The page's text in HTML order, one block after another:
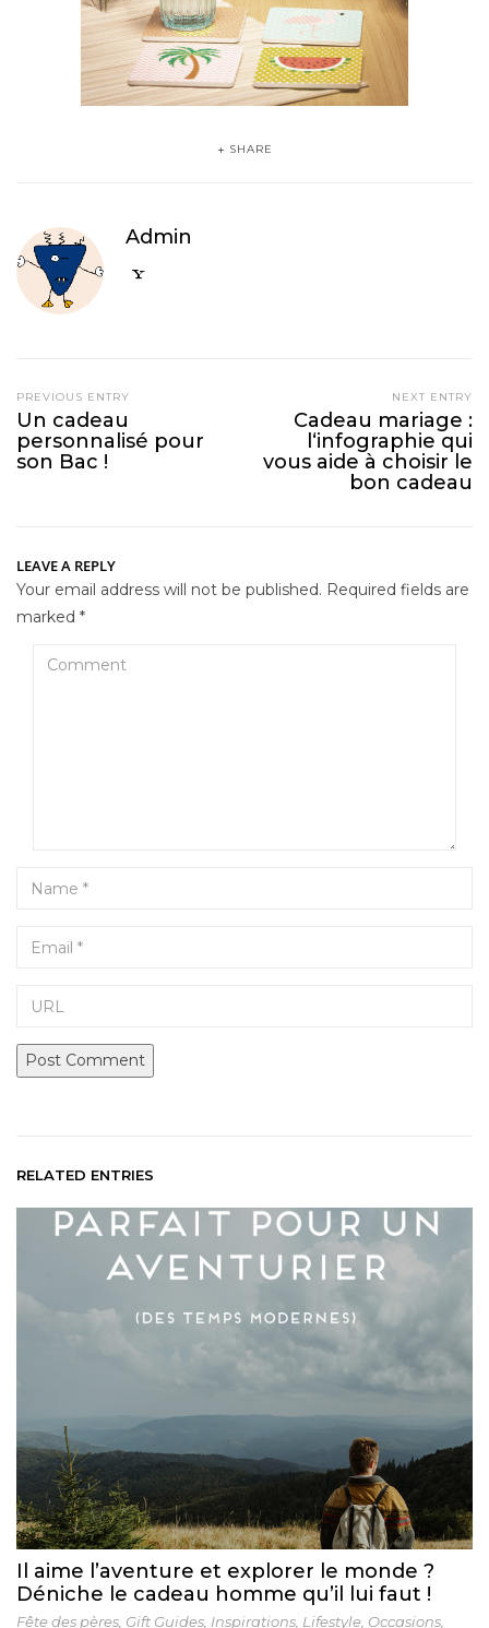
SHARE
Admin
PREVIOUS ENTRY
Un cadeau
personnalisé pour
son Bac !
NEXT ENTRY
Cadeau mariage :
l‘infographie qui
vous aide à choisir le
bon cadeau
LEAVE A REPLY
Your email address will not be published. Required fields are
marked *
Comment
Name
Email
RELATED ENTRIES
Il aime l’aventure et explorer le monde ?
Déniche le cadeau homme qu’il lui faut !
Fête des pères, Gift Guides, Inspirations, Lifestyle, Occasions,